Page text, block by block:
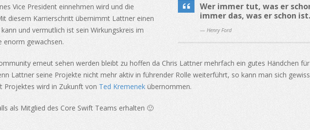
Wer immer tut, was er
immer das, was er schon ist.
— Henry Ford
Vice President einnehmen wird und die
diesem Karrierschritt übernimmt Lattner einen
und vermutlich ist sein Wirkungskreis im
enorm gewachsen.
erneut sehen werden bleibt zu hoffen da Chris Lattner mehrfach ein gutes Händchen
Lattner seine Projekte nicht mehr aktiv in führender Rolle weiterführt, so kann man sich
Projektes wird in Zukunft von Ted Kremenek übernommen.
als Mitglied des Core Swift Teams erhalten 🙂